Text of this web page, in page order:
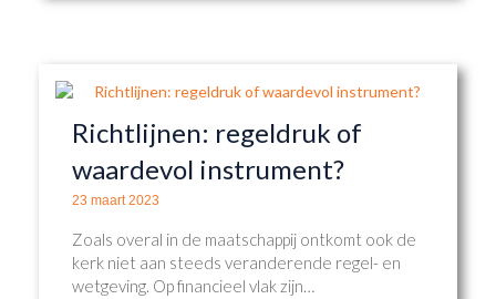
Richtlijnen: regeldruk of
waardevol instrument?
23 maart 2023
Zoals overal in de maatschappij ontkomt ook de
kerk niet aan steeds veranderende regel- en
wetgeving. Op financieel vlak zijn…